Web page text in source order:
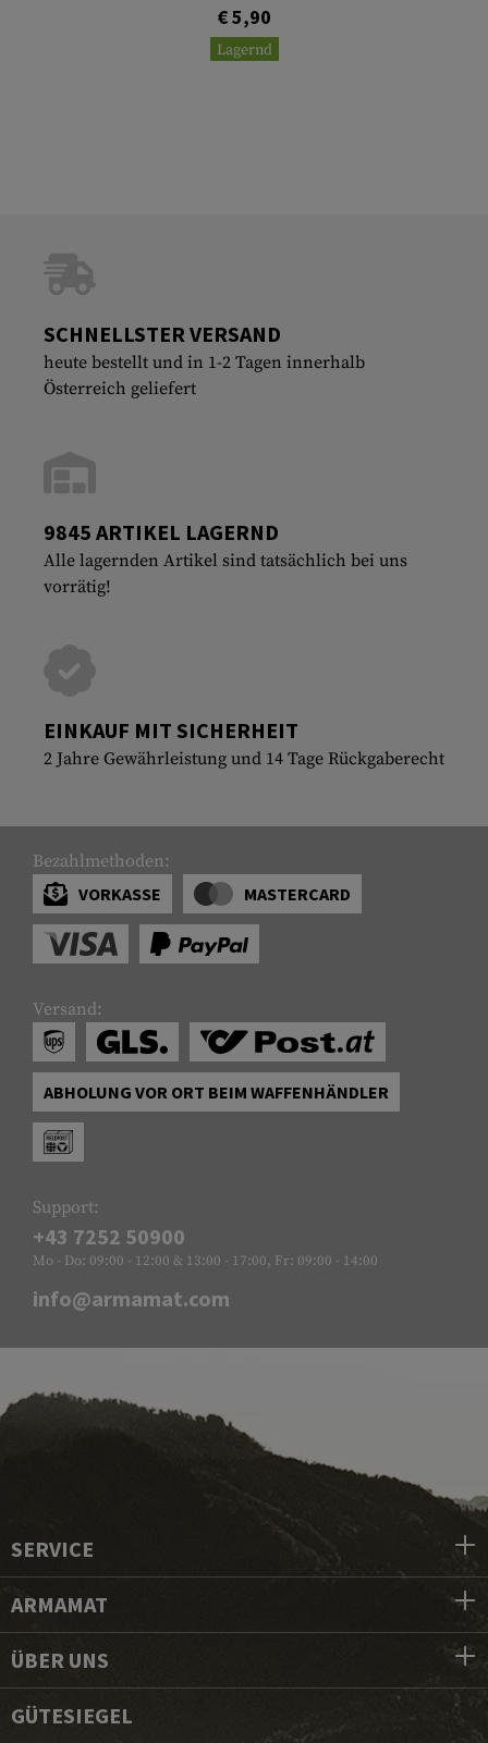
€ 5,90
Lagernd
SCHNELLSTER VERSAND
heute bestellt und in 1-2 Tagen innerhalb
Österreich geliefert
9845 ARTIKEL LAGERND
Alle lagernden Artikel sind tatsächlich bei uns
vorrätig!
EINKAUF MIT SICHERHEIT
2 Jahre Gewährleistung und 14 Tage Rückgaberecht
Bezahlmethoden:
VORKASSE
MASTERCARD
Versand:
ABHOLUNG VOR ORT BEIM WAFFENHÄNDLER
Support:
+43 7252 50900
Mo - Do: 09:00 - 12:00 & 13:00 - 17:00, Fr: 09:00 - 14:00
info@armamat.com
SERVICE
ARMAMAT
ÜBER UNS
GÜTESIEGEL